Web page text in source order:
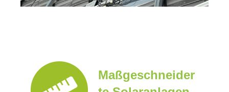
Maßgeschneider